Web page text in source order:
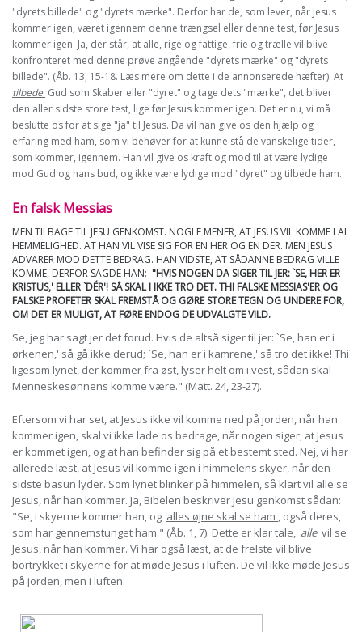
"dyrets billede" og "dyrets mærke". Derfor har de, som lever, når Jesus
kommer igen, været igennem denne trængsel eller denne test, før Jesus
kommer igen. Ja, der står, at alle, rige og fattige, frie og trælle vil blive
konfronteret med denne prøve angående "dyrets mærke" og "dyrets
billede". (Åb. 13, 15-18. Læs mere om dette i de annonserede hæfter). At
tilbede Gud som Skaber eller "dyret" og tage dets "mærke", det bliver
den aller sidste store test, lige før Jesus kommer igen. Det er nu, vi må
beslutte os for at sige "ja" til Jesus. Da vil han give os den hjælp og
erfaring med ham, som vi behøver for at kunne stå de vanskelige tider,
som kommer, igennem. Han vil give os kraft og mod til at være lydige
mod Gud og hans bud, og ikke være lydige mod "dyret" og tilbede ham.
En falsk Messias
MEN TILBAGE TIL JESU GENKOMST. NOGLE MENER, AT JESUS VIL KOMME I AL
HEMMELIGHED. AT HAN VIL VISE SIG FOR EN HER OG EN DER. MEN JESUS
ADVARER MOD DETTE BEDRAG. HAN VIDSTE, AT SÅDANNE BEDRAG VILLE
KOMME, DERFOR SAGDE HAN: "HVIS NOGEN DA SIGER TIL JER: `SE, HER ER
KRISTUS,' ELLER `DÉR'! SÅ SKAL I IKKE TRO DET. THI FALSKE MESSIAS'ER OG
FALSKE PROFETER SKAL FREMSTÅ OG GØRE STORE TEGN OG UNDERE FOR,
OM DET ER MULIGT, AT FØRE ENDOG DE UDVALGTE VILD.
Se, jeg har sagt jer det forud. Hvis de altså siger til jer: `Se, han er i
ørkenen,' så gå ikke derud; `Se, han er i kamrene,' så tro det ikke! Thi
ligesom lynet, der kommer fra øst, lyser helt om i vest, sådan skal
Menneskesønnens komme være." (Matt. 24, 23-27).
Eftersom vi har set, at Jesus ikke vil komme ned på jorden, når han
kommer igen, skal vi ikke lade os bedrage, når nogen siger, at Jesus
er kommet igen, og at han befinder sig på et bestemt sted. Nej, vi har
allerede læst, at Jesus vil komme igen i himmelens skyer, når den
sidste basun lyder. Som lynet blinker på himmelen, så klart vil alle se
Jesus, når han kommer. Ja, Bibelen beskriver Jesu genkomst sådan:
"Se, i skyerne kommer han, og alles øjne skal se ham , også deres,
som har gennemstunget ham." (Åb. 1, 7). Dette er klar tale, alle vil se
Jesus, når han kommer. Vi har også læst, at de frelste vil blive
bortrykket i skyerne for at møde Jesus i luften. De vil ikke møde Jesus
på jorden, men i luften.